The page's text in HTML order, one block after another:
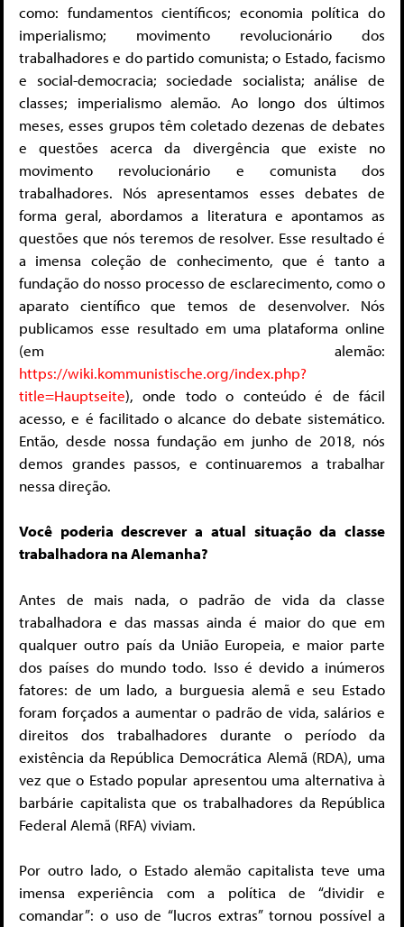
como: fundamentos científicos; economia política do
imperialismo; movimento revolucionário dos
trabalhadores e do partido comunista; o Estado, facismo
e social-democracia; sociedade socialista; análise de
classes; imperialismo alemão. Ao longo dos últimos
meses, esses grupos têm coletado dezenas de debates
e questões acerca da divergência que existe no
movimento revolucionário e comunista dos
trabalhadores. Nós apresentamos esses debates de
forma geral, abordamos a literatura e apontamos as
questões que nós teremos de resolver. Esse resultado é
a imensa coleção de conhecimento, que é tanto a
fundação do nosso processo de esclarecimento, como o
aparato científico que temos de desenvolver. Nós
publicamos esse resultado em uma plataforma online
(em alemão:
https://wiki.kommunistische.org/index.php?
title=Hauptseite), onde todo o conteúdo é de fácil
acesso, e é facilitado o alcance do debate sistemático.
Então, desde nossa fundação em junho de 2018, nós
demos grandes passos, e continuaremos a trabalhar
nessa direção.
Você poderia descrever a atual situação da classe
trabalhadora na Alemanha?
Antes de mais nada, o padrão de vida da classe
trabalhadora e das massas ainda é maior do que em
qualquer outro país da União Europeia, e maior parte
dos países do mundo todo. Isso é devido a inúmeros
fatores: de um lado, a burguesia alemã e seu Estado
foram forçados a aumentar o padrão de vida, salários e
direitos dos trabalhadores durante o período da
existência da República Democrática Alemã (RDA), uma
vez que o Estado popular apresentou uma alternativa à
barbárie capitalista que os trabalhadores da República
Federal Alemã (RFA) viviam.
Por outro lado, o Estado alemão capitalista teve uma
imensa experiência com a política de “dividir e
comandar”: o uso de “lucros extras” tornou possível a